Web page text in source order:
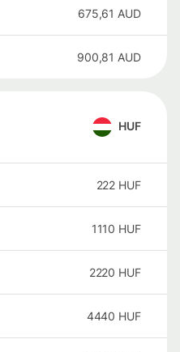
675,61 AUD
900,81 AUD
HUF
222 HUF
1110 HUF
2220 HUF
4440 HUF